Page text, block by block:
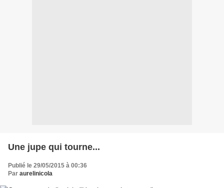
Une jupe qui tourne...
Publié le 29/05/2015 à 00:36
Par aurelinicola